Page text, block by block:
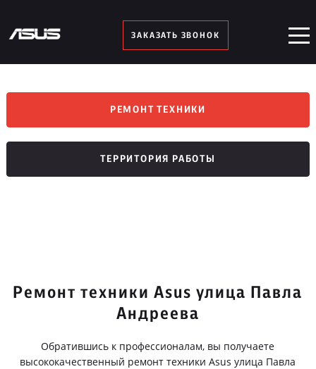
ЗАКАЗАТЬ ЗВОНОК
РЕМОНТ ТЕХНИКИ
ТЕРРИТОРИЯ РАБОТЫ
Ремонт техники Asus улица Павла
Андреева
Обратившись к профессионалам, вы получаете
высококачественный ремонт техники Asus улица Павла